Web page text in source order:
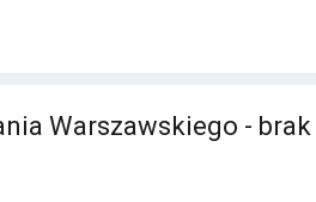
Warszawskiego -